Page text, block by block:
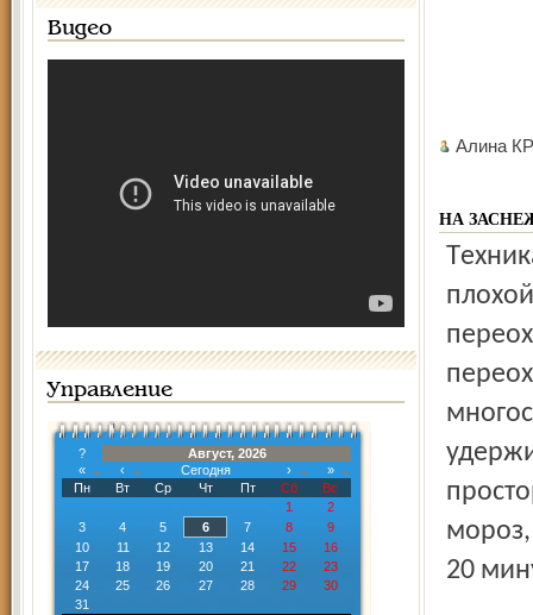
Видео
Управление
?
Август, 2026
«
‹ Сегодня ›
»
Пн
Вт Ср Чт Пт Сб
Вс
1
2
3
4 5 6 7 8
9
10
11 12 13 14 15
16
17
18 19 20 21 22
23
24
25 26 27 28 29
30
31
Алина
НА
Техника безопасности начинается ещё у двери. Дети из-за
мороз,
20